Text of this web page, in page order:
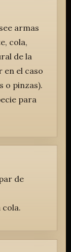
armas
cola,
de la
en el caso
o pinzas).
para
de